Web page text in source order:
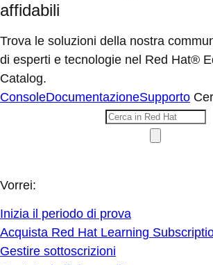
affidabili
Trova le soluzioni della nostra
di esperti e tecnologie nel Red Hat®
Catalog.
ConsoleDocumentazioneSupporto
Vorrei:
Inizia il periodo di prova
Acquista Red Hat Learning
Gestire sottoscrizioni